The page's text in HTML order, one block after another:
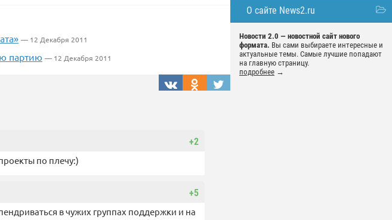
О сайте News2.ru
Новости 2.0 — новостной сайт нового
формата. Вы сами выбираете интересные и
актуальные темы. Самые лучшие попадают
на главную страницу.
подробнее →
— 12 Декабря 2011
партию — 12 Декабря 2011
+2
по плечу:)
+5
в чужих группах поддержки и на